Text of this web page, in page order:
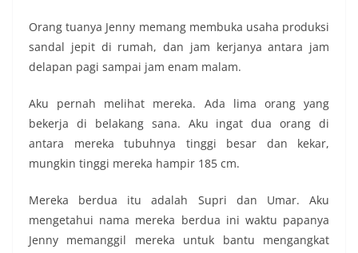
Orang tuanya Jenny memang membuka usaha produksi
sandal jepit di rumah, dan jam kerjanya antara jam
delapan pagi sampai jam enam malam.
Aku pernah melihat mereka. Ada lima orang yang
bekerja di belakang sana. Aku ingat dua orang di
antara mereka tubuhnya tinggi besar dan kekar,
mungkin tinggi mereka hampir 185 cm.
Mereka berdua itu adalah Supri dan Umar. Aku
mengetahui nama mereka berdua ini waktu papanya
Jenny memanggil mereka untuk bantu mengangkat